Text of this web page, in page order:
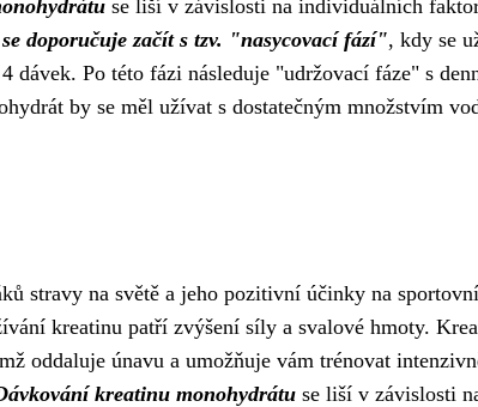
se liší v závislosti na individuálních
doporučuje začít s tzv. "nasycovací fází", kdy se
dávek. Po této fázi následuje "udržovací fáze" s
by se měl užívat s dostatečným množstvím
stravy na světě a jeho pozitivní účinky na sportovní
kreatinu patří zvýšení síly a svalové hmoty.
oddaluje únavu a umožňuje vám trénovat
kreatinu monohydrátu se liší v závislosti